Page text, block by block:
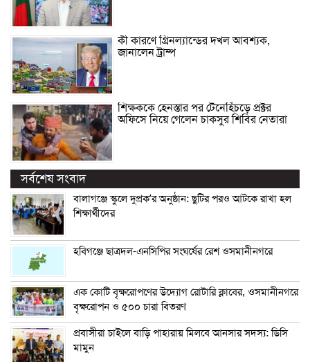
কী কারণে গ্রিনল্যান্ডের দখল আবশ্যক,
জানালেন ট্রাম্প
শিক্ষককে হেনস্তার পর টেনেহিঁচড়ে প্রক্টর
অফিসে নিয়ে গেলেন চাকসুর শিবির নেতারা
সর্বশেষ সংবাদ
বালাগঞ্জে স্কুলে দুপ্রক’র অনুষ্ঠান: ছুটির পরও আটকে রাখা হল
শিক্ষার্থীদের
হবিগঞ্জে ছাত্রদল-এনসিপির সংঘর্ষের রেশ ওসমানীনগরে
এক কোটি বৃক্ষরোপণের উদ্যোগ রোটারি ক্লাবের, ওসমানীনগরে
বৃক্ষরোপন ও ৫০০ চারা বিতরণ
প্রবাসীরা চাইলে বাড়ি পাহারায় মিলবে আনসার সদস্য: ডিসি
মামুন